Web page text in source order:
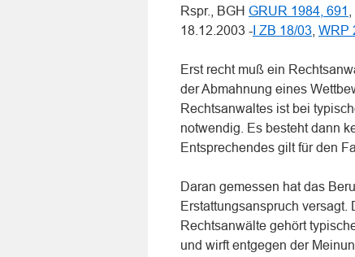
Rspr., BGH GRUR 1984, 691
18.12.2003 - I ZB 18/03 WRP
Erst recht muß ein
der Abmahnung eines
Rechtsanwaltes ist bei
notwendig. Es besteht dann
Entsprechendes gilt für den
Daran gemessen hat das
Erstattungsanspruch
Rechtsanwälte gehört
und wirft entgegen der